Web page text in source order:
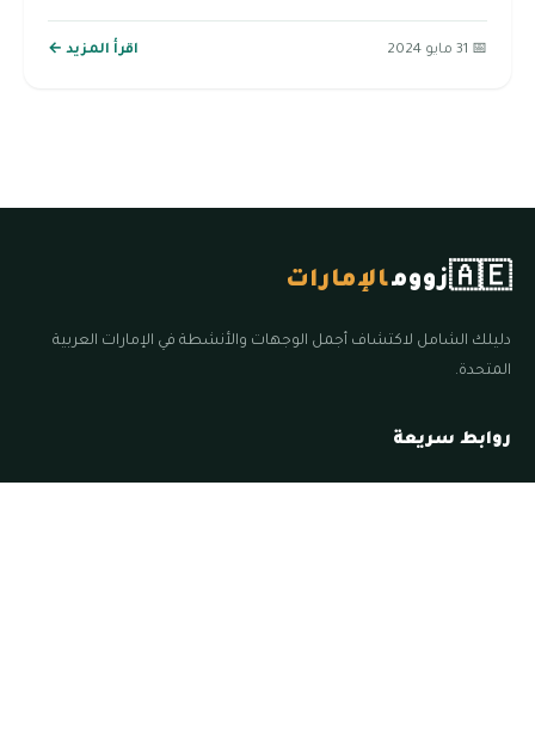
📅 31 مايو 2024 اقرأ المزيد ←
🇦🇪زوومالإمارات
دليلك الشامل لاكتشاف أجمل الوجهات والأنشطة في الإمارات العربية
المتحدة.
روابط سريعة